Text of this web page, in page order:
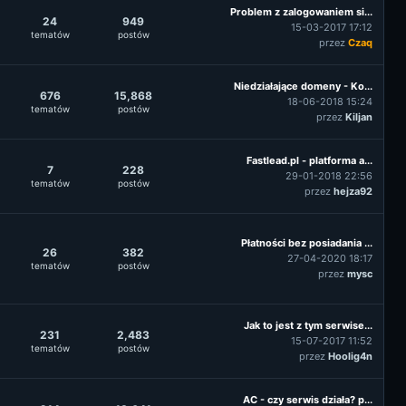
24
tematów
949
postów
Problem z zalogowaniem si...
15-03-2017 17:12
przez Czaq
676
tematów
15,868
postów
Niedziałające domeny - Ko...
18-06-2018 15:24
przez Kiljan
7
tematów
228
postów
Fastlead.pl - platforma a...
29-01-2018 22:56
przez hejza92
26
tematów
382
postów
Płatności bez posiadania ...
27-04-2020 18:17
przez mysc
231
tematów
2,483
postów
Jak to jest z tym serwise...
15-07-2017 11:52
przez Hoolig4n
AC - czy serwis działa? p...